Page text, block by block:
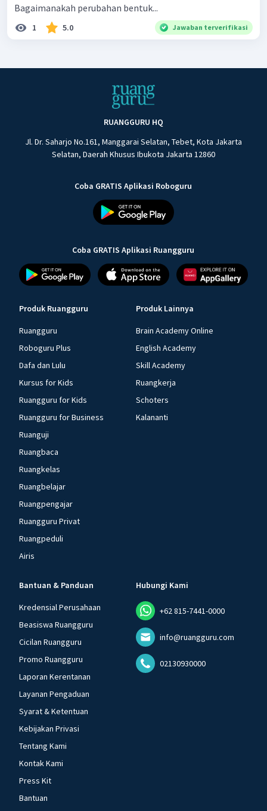
Bagaimanakah perubahan bentuk...
1 5.0 Jawaban terverifikasi
RUANGGURU HQ
Jl. Dr. Saharjo No.161, Manggarai Selatan, Tebet, Kota Jakarta
Selatan, Daerah Khusus Ibukota Jakarta 12860
Coba GRATIS Aplikasi Roboguru
Coba GRATIS Aplikasi Ruangguru
Produk Ruangguru
Ruangguru
Roboguru Plus
Dafa dan Lulu
Kursus for Kids
Ruangguru for Kids
Ruangguru for Business
Ruanguji
Ruangbaca
Ruangkelas
Ruangbelajar
Ruangpengajar
Ruangguru Privat
Ruangpeduli
Airis
Produk Lainnya
Brain Academy Online
English Academy
Skill Academy
Ruangkerja
Schoters
Kalananti
Bantuan & Panduan
Kredensial Perusahaan
Beasiswa Ruangguru
Cicilan Ruangguru
Promo Ruangguru
Laporan Kerentanan
Layanan Pengaduan
Syarat & Ketentuan
Kebijakan Privasi
Tentang Kami
Kontak Kami
Press Kit
Bantuan
Hubungi Kami
+62 815-7441-0000
info@ruangguru.com
02130930000